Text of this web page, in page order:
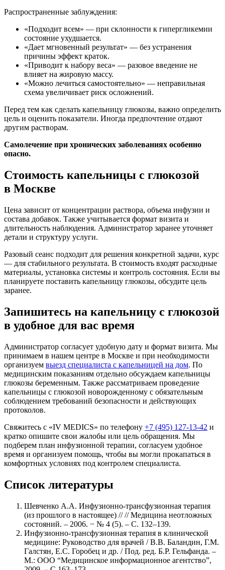
Распространенные заблуждения:
«Подходит всем» — при склонности к гипергликемии
состояние ухудшается.
«Дает мгновенный результат» — без устранения
причины эффект краток.
«Приводит к набору веса» — разовое введение не
влияет на жировую массу.
«Можно лечиться самостоятельно» — неправильная
схема увеличивает риск осложнений.
Перед тем как сделать капельницу глюкозы, важно определить
цель и оценить показатели. Иногда предпочтение отдают
другим растворам.
Самолечение при хронических заболеваниях особенно
опасно.
Стоимость капельницы с глюкозой
в Москве
Цена зависит от концентрации раствора, объема инфузии и
состава добавок. Также учитывается формат визита и
длительность наблюдения. Администратор заранее уточняет
детали и структуру услуги.
Разовый сеанс подходит для решения конкретной задачи, курс
— для стабильного результата. В стоимость входят расходные
материалы, установка системы и контроль состояния. Если вы
планируете поставить капельницу глюкозы, обсудите цель
заранее.
Запишитесь на капельницу с глюкозой
в удобное для вас время
Администратор согласует удобную дату и формат визита. Мы
принимаем в нашем центре в Москве и при необходимости
организуем выезд специалиста с капельницей на дом. По
медицинским показаниям отдельно обсуждаем капельницы
глюкозы беременным. Также рассматриваем проведение
капельницы с глюкозой новорожденному с обязательным
соблюдением требований безопасности и действующих
протоколов.
Свяжитесь с «IV MEDICS» по телефону +7 (495) 127-13-42 и
кратко опишите свои жалобы или цель обращения. Мы
подберем план инфузионной терапии, согласуем удобное
время и организуем помощь, чтобы вы могли прокапаться в
комфортных условиях под контролем специалиста.
Список литературы
Шевченко А.А. Инфузионно-трансфузионная терапия
(из прошлого в настоящее) // // Медицина неотложных
состояний. – 2006. − № 4 (5). – С. 132–139.
Инфузионно-трансфузионная терапия в клинической
медицине: Руководство для врачей / В.В. Баландин, Г.М.
Галстян, Е.С. Горобец и др. / Под. ред. Б.Р. Гельфанда. –
М.: ООО “Медицинское информационное агентство”,